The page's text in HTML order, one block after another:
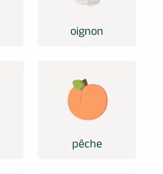
oignon
pêche